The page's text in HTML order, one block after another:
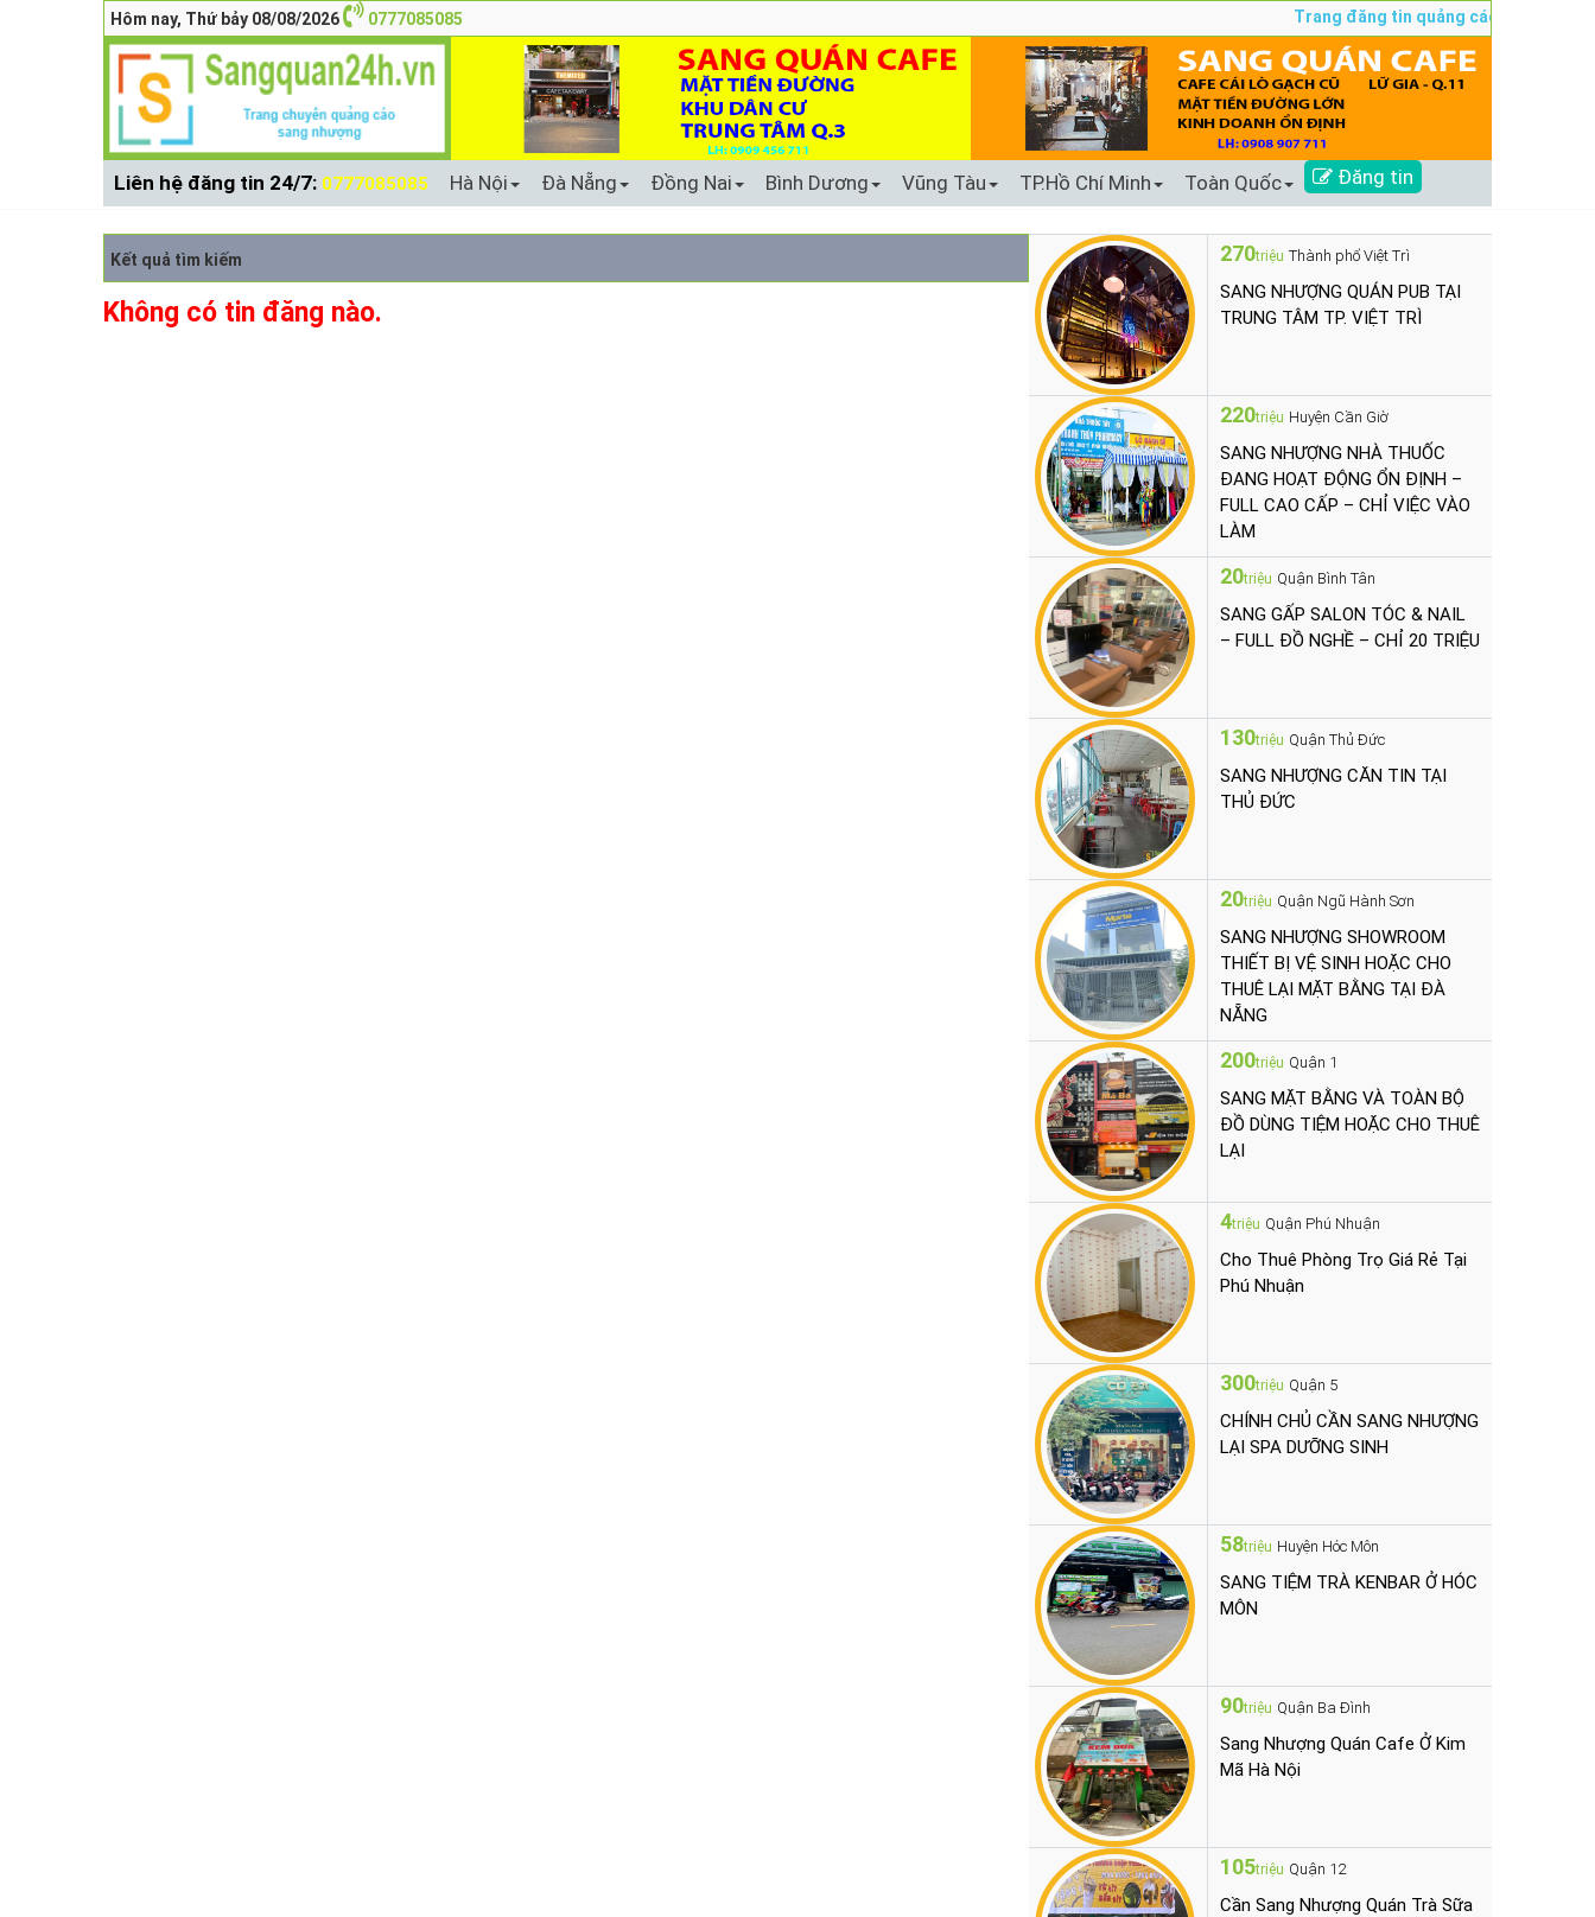
Hôm nay, Thứ bảy 08/08/2026 0777085085 Trang đăng tin quảng cáo sang nhượng
Liên hệ đăng tin 24/7: 0777085085 Hà Nội Đà Nẵng Đồng Nai Bình Dương Vũng Tàu TP.Hồ Chí Minh Toàn Quốc Đăng tin
Kết quả tìm kiếm
Không có tin đăng nào.
270triệu Thành phố Việt Trì
SANG NHƯỢNG QUÁN PUB TẠI
TRUNG TÂM TP. VIỆT TRÌ
220triệu Huyện Cần Giờ
SANG NHƯỢNG NHÀ THUỐC
ĐANG HOẠT ĐỘNG ỔN ĐỊNH –
FULL CAO CẤP – CHỈ VIỆC VÀO
LÀM
20triệu Quận Bình Tân
SANG GẤP SALON TÓC & NAIL
– FULL ĐỒ NGHỀ – CHỈ 20 TRIỆU
130triệu Quận Thủ Đức
SANG NHƯỢNG CĂN TIN TẠI
THỦ ĐỨC
20triệu Quận Ngũ Hành Sơn
SANG NHƯỢNG SHOWROOM
THIẾT BỊ VỆ SINH HOẶC CHO
THUÊ LẠI MẶT BẰNG TẠI ĐÀ
NẴNG
200triệu Quận 1
SANG MẶT BẰNG VÀ TOÀN BỘ
ĐỒ DÙNG TIỆM HOẶC CHO THUÊ
LẠI
4triệu Quận Phú Nhuận
Cho Thuê Phòng Trọ Giá Rẻ Tại
Phú Nhuận
300triệu Quận 5
CHÍNH CHỦ CẦN SANG NHƯỢNG
LẠI SPA DƯỠNG SINH
58triệu Huyện Hóc Môn
SANG TIỆM TRÀ KENBAR Ở HÓC
MÔN
90triệu Quận Ba Đình
Sang Nhượng Quán Cafe Ở Kim
Mã Hà Nội
105triệu Quận 12
Cần Sang Nhượng Quán Trà Sữa